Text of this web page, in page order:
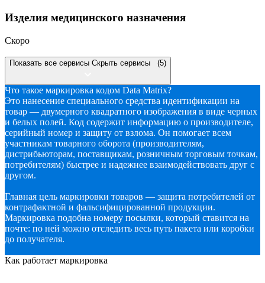
Изделия медицинского назначения
Скоро
Показать все сервисы Скрыть сервисы (5)
Что такое маркировка кодом Data Matrix?
Это нанесение специального средства идентификации на
товар — двумерного квадратного изображения в виде черных
и белых полей. Код содержит информацию о производителе,
серийный номер и защиту от взлома. Он помогает всем
участникам товарного оборота (производителям,
дистрибьюторам, поставщикам, розничным торговым точкам,
потребителям) быстрее и надежнее взаимодействовать друг с
другом.
Главная цель маркировки товаров — защита потребителей от
контрафактной и фальсифицированной продукции.
Маркировка подобна номеру посылки, который ставится на
почте: по ней можно отследить весь путь пакета или коробки
до получателя.
Как работает маркировка